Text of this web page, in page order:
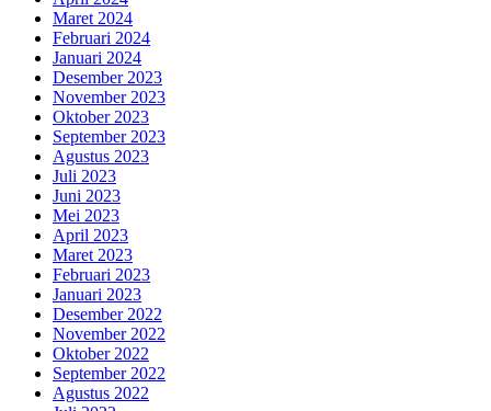
Maret 2024
Februari 2024
Januari 2024
Desember 2023
November 2023
Oktober 2023
September 2023
Agustus 2023
Juli 2023
Juni 2023
Mei 2023
April 2023
Maret 2023
Februari 2023
Januari 2023
Desember 2022
November 2022
Oktober 2022
September 2022
Agustus 2022